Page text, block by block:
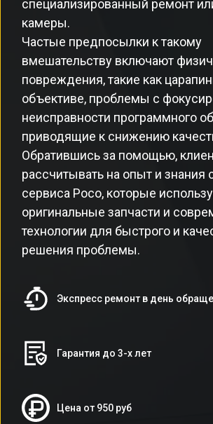
специализированный ремонт
камеры.
Частые предпосылки к такому
вмешательству включают
повреждения, такие как
объективе, проблемы с
неисправности программного
приводящие к снижению
Обратившись за помощью,
рассчитывать на опыт и знания
сервиса Poco, которые
оригинальные запчасти и
технологии для быстрого и
решения проблемы.
Экспресс ремонт в день
Гарантия до 3-х лет
Цена от 950 руб